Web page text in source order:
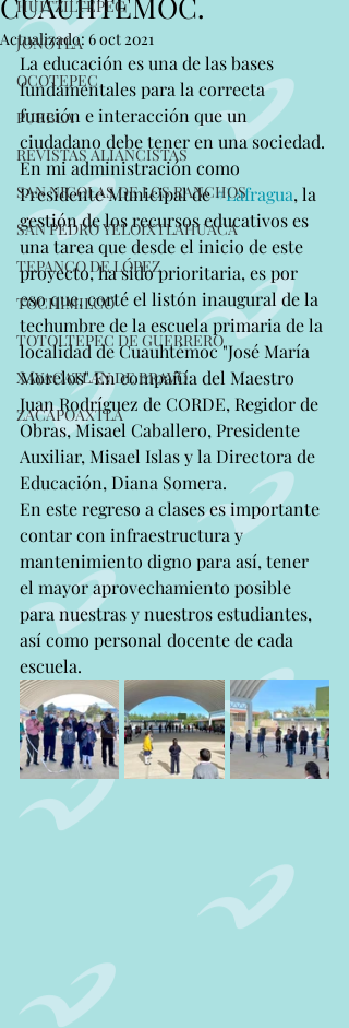
HUITZILTEPEC
JONOTLA
OCOTEPEC
PUEBLA
REVISTAS ALIANCISTAS
SAN NICOLAS DE LOS RANCHOS
SAN PEDRO YELOIXTLAHUACA
TEPANCO DE LÓPEZ
TOCHIMILCO
TOTOLTEPEC DE GUERRERO
XAYACATLAN DE BRAVO
ZACAPOAXTLA
Actualizado: 6 oct 2021
La educación es una de las bases
fundamentales para la correcta
función e interacción que un
ciudadano debe tener en una sociedad.
En mi administración como
Presidente Municipal de #Lafragua, la
gestión de los recursos educativos es
una tarea que desde el inicio de este
proyecto, ha sido prioritaria, es por
eso que, corté el listón inaugural de la
techumbre de la escuela primaria de la
localidad de Cuauhtémoc "José María
Morelos" En compañía del Maestro
Juan Rodríguez de CORDE, Regidor de
Obras, Misael Caballero, Presidente
Auxiliar, Misael Islas y la Directora de
Educación, Diana Somera.
En este regreso a clases es importante
contar con infraestructura y
mantenimiento digno para así, tener
el mayor aprovechamiento posible
para nuestras y nuestros estudiantes,
así como personal docente de cada
escuela.